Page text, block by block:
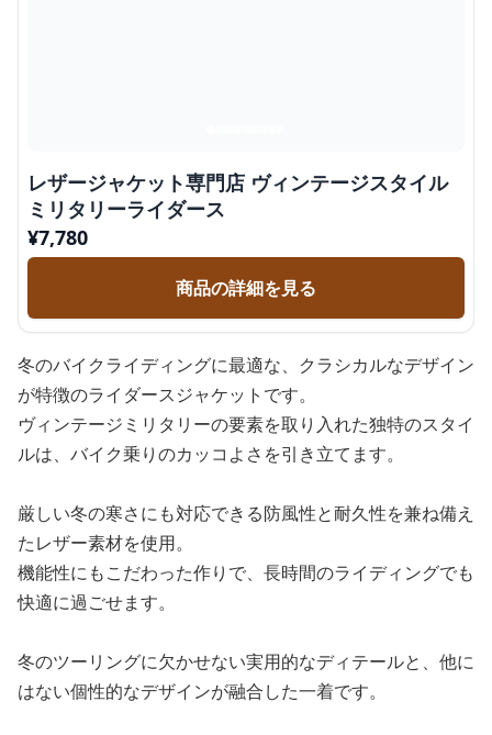
レザージャケット専門店 ヴィンテージスタイル
ミリタリーライダース
¥7,780
商品の詳細を見る
冬のバイクライディングに最適な、クラシカルなデザイン
が特徴のライダースジャケットです。
ヴィンテージミリタリーの要素を取り入れた独特のスタイ
ルは、バイク乗りのカッコよさを引き立てます。
厳しい冬の寒さにも対応できる防風性と耐久性を兼ね備え
たレザー素材を使用。
機能性にもこだわった作りで、長時間のライディングでも
快適に過ごせます。
冬のツーリングに欠かせない実用的なディテールと、他に
はない個性的なデザインが融合した一着です。